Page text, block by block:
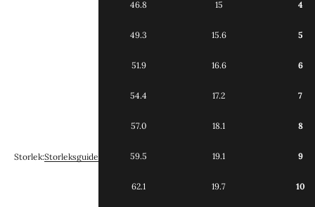
Storlek:Storleksguide
46.8 15 4
49.3 15.6 5
51.9 16.6 6
54.4 17.2 7
57.0 18.1 8
59.5 19.1 9
62.1 19.7 10